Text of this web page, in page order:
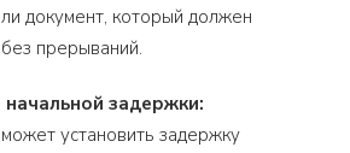
документ, который должен
прерываний.
задержки:
установить задержку